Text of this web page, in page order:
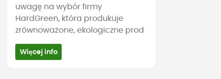
uwagę na wybór firmy
HardGreen, która produkuje
zrównoważone, ekologiczne prod
Więcej info